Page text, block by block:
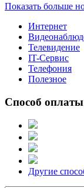
Показать больше
Интернет
Телевидение
IT-Сервис
Телефония
Полезное
Способ оплаты
Другие